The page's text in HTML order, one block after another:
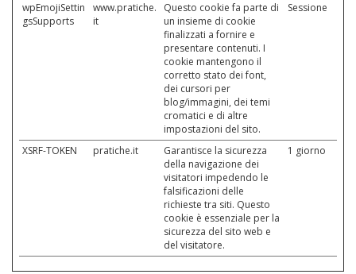
wpEmojiSettin
gsSupports
www.pratiche.
it
Questo cookie fa parte di
un insieme di cookie
finalizzati a fornire e
presentare contenuti. I
cookie mantengono il
corretto stato dei font,
dei cursori per
blog/immagini, dei temi
cromatici e di altre
impostazioni del sito.
Sessione
XSRF-TOKEN pratiche.it
Garantisce la sicurezza
della navigazione dei
visitatori impedendo le
falsificazioni delle
richieste tra siti. Questo
cookie è essenziale per la
sicurezza del sito web e
del visitatore.
1 giorno